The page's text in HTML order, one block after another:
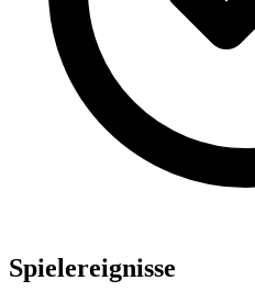
Spielereignisse